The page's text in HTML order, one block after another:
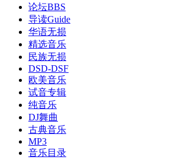
论坛BBS
导读Guide
华语无损
精选音乐
民族无损
DSD-DSF
欧美音乐
试音专辑
纯音乐
DJ舞曲
古典音乐
MP3
音乐目录